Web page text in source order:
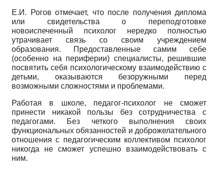
Е.И. Рогов отмечает, что после получения диплома
или свидетельства о переподготовке
новоиспеченный психолог нередко полностью
утрачивает связь со своим учреждением
образования. Предоставленные самим себе
(особенно на периферии) специалисты, решившие
посвятить себя психологическому взаимодействию с
детьми, оказываются безоружными перед
возможными сложностями и проблемами.
Работая в школе, педагог-психолог не сможет
принести никакой пользы без сотрудничества с
педагогами. Без четкого выполнения своих
функциональных обязанностей и доброжелательного
отношения с педагогическим коллективом психолог
никогда не сможет успешно взаимодействовать с
ним.